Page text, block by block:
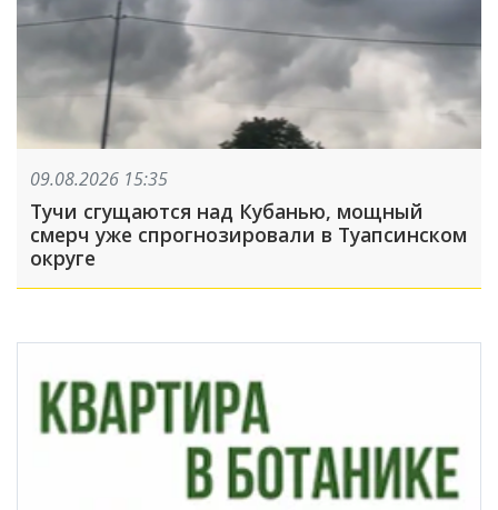
09.08.2026 15:35
Тучи сгущаются над Кубанью, мощный
смерч уже спрогнозировали в Туапсинском
округе